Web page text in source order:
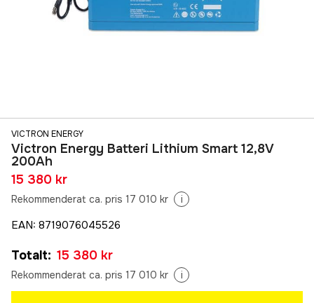
VICTRON ENERGY
Victron Energy Batteri Lithium Smart 12,8V
200Ah
15 380 kr
Rekommenderat ca. pris 17 010 kr i
EAN: 8719076045526
Totalt: 15 380 kr
Rekommenderat ca. pris 17 010 kr i